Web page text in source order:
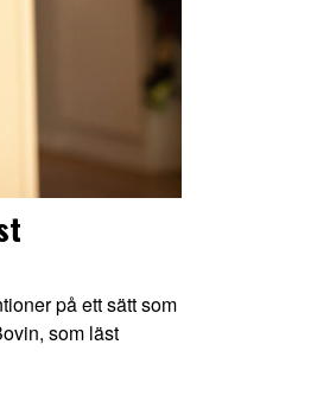
på ett sätt som
som läst